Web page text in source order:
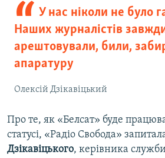
У нас ніколи не було
Наших журналістів
арештовували, били,
апаратуру
Олексій Дзікавіцький
Про те, як «Белсат» буде
статусі, «Радіо Свобода»
Дзікавіцького, керівника